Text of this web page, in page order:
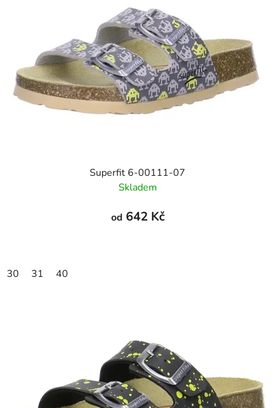
Superfit 6-00111-07
Skladem
od 642 Kč
30 31 40